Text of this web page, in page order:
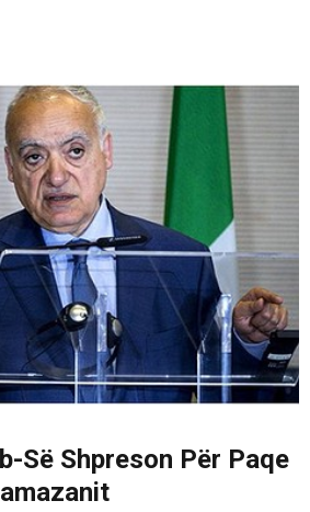
Së Shpreson Për Paqe